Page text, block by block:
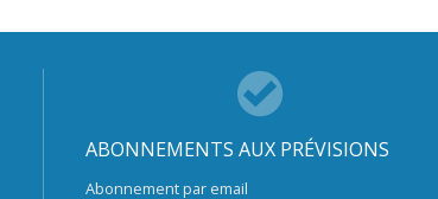
ABONNEMENTS AUX PRÉVISIONS
Abonnement par email